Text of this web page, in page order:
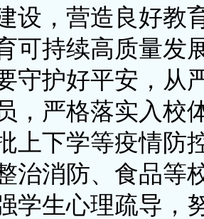
设，营造良好教
可持续高质量发
守护好平安，从
，严格落实入校
上下学等疫情防
治消防、食品等
学生心理疏导，